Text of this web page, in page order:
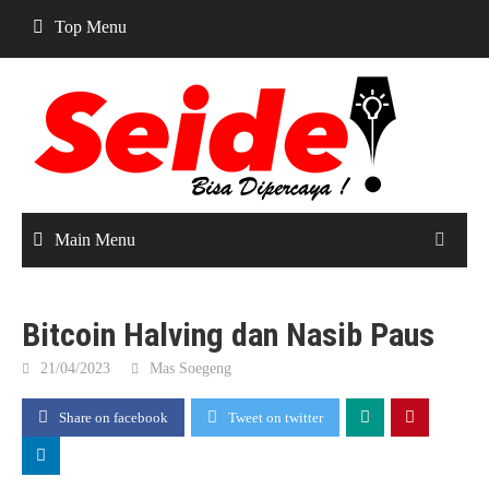
content
Top Menu
Main Menu
Bitcoin Halving dan Nasib Paus
21/04/2023 Mas Soegeng
Share on facebook Tweet on twitter